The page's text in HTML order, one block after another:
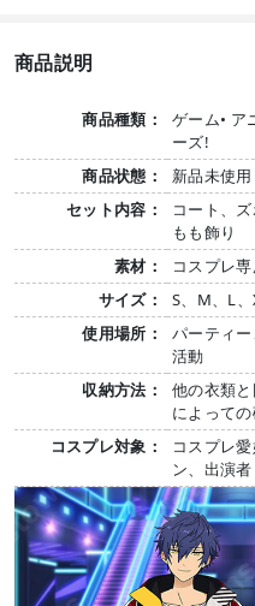
商品説明
商品種類：
ゲーム• ア
ーズ!
商品状態：
新品未使用
セット内容：
コート、
もも飾り
素材：
コスプレ
サイズ：
S、M、L
使用場所：
パーティ
活動
収納方法：
他の衣類
によっての
コスプレ対象：
コスプレ
ン、出演者